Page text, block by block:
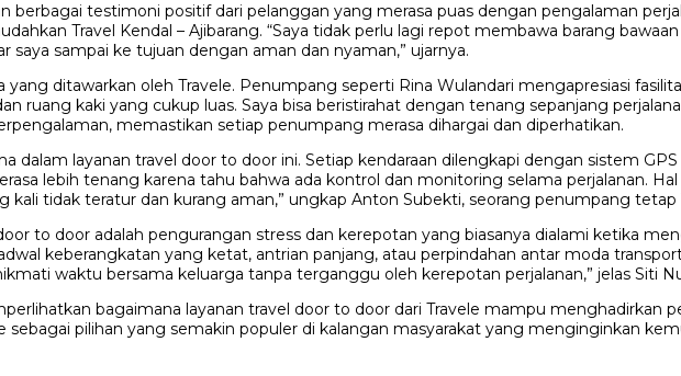
berbagai testimoni positif dari pelanggan yang merasa puas dengan pengalaman
Travel Kendal – Ajibarang. “Saya tidak perlu lagi repot membawa barang
sampai ke tujuan dengan aman dan nyaman,” ujarnya.
ditawarkan oleh Travele. Penumpang seperti Rina Wulandari mengapresiasi
ruang kaki yang cukup luas. Saya bisa beristirahat dengan tenang sepanjang
memastikan setiap penumpang merasa dihargai dan diperhatikan.
dalam layanan travel door to door ini. Setiap kendaraan dilengkapi dengan sistem
lebih tenang karena tahu bahwa ada kontrol dan monitoring selama perjalanan.
tidak teratur dan kurang aman,” ungkap Anton Subekti, seorang penumpang tetap
to door adalah pengurangan stress dan kerepotan yang biasanya dialami ketika
keberangkatan yang ketat, antrian panjang, atau perpindahan antar moda
waktu bersama keluarga tanpa terganggu oleh kerepotan perjalanan,” jelas Siti
bagaimana layanan travel door to door dari Travele mampu menghadirkan
sebagai pilihan yang semakin populer di kalangan masyarakat yang menginginkan